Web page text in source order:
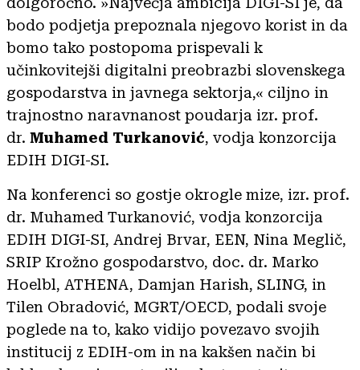
bodo podjetja prepoznala njegovo korist in da
bomo tako postopoma prispevali k
učinkovitejši digitalni preobrazbi slovenskega
gospodarstva in javnega sektorja,« ciljno in
trajnostno naravnanost poudarja izr. prof.
dr. Muhamed Turkanović, vodja konzorcija
EDIH DIGI-SI.
Na konferenci so gostje okrogle mize, izr. prof.
dr. Muhamed Turkanović, vodja konzorcija
EDIH DIGI-SI, Andrej Brvar, EEN, Nina Meglič,
SRIP Krožno gospodarstvo, doc. dr. Marko
Hoelbl, ATHENA, Damjan Harish, SLING, in
Tilen Obradović, MGRT/OECD, podali svoje
poglede na to, kako vidijo povezavo svojih
institucij z EDIH-om in na kakšen način bi